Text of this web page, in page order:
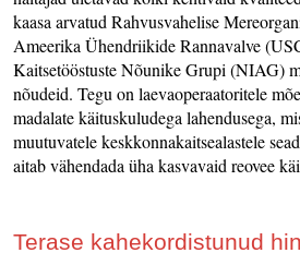
kaasa arvatud Rahvusvahelise
Ameerika Ühendriikide Rannavalve
Kaitsetööstuste Nõunike Grupi (NIAG)
nõudeid. Tegu on laevaoperaatoritele
madalate käituskuludega lahendusega,
muutuvatele keskkonnakaitsealastele
aitab vähendada üha kasvavaid reovee
Terase kahekordistunud